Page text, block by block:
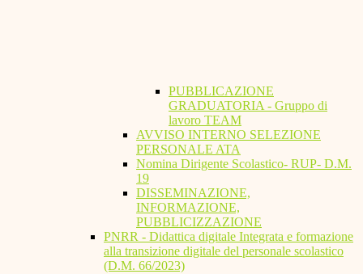
PUBBLICAZIONE
GRADUATORIA - Gruppo di
lavoro TEAM
AVVISO INTERNO SELEZIONE
PERSONALE ATA
Nomina Dirigente Scolastico- RUP- D.M.
19
DISSEMINAZIONE,
INFORMAZIONE,
PUBBLICIZZAZIONE
PNRR - Didattica digitale Integrata e formazione
alla transizione digitale del personale scolastico
(D.M. 66/2023)